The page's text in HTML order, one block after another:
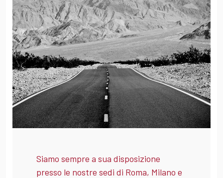
Siamo sempre a sua disposizione
presso le nostre sedi di Roma, Milano e